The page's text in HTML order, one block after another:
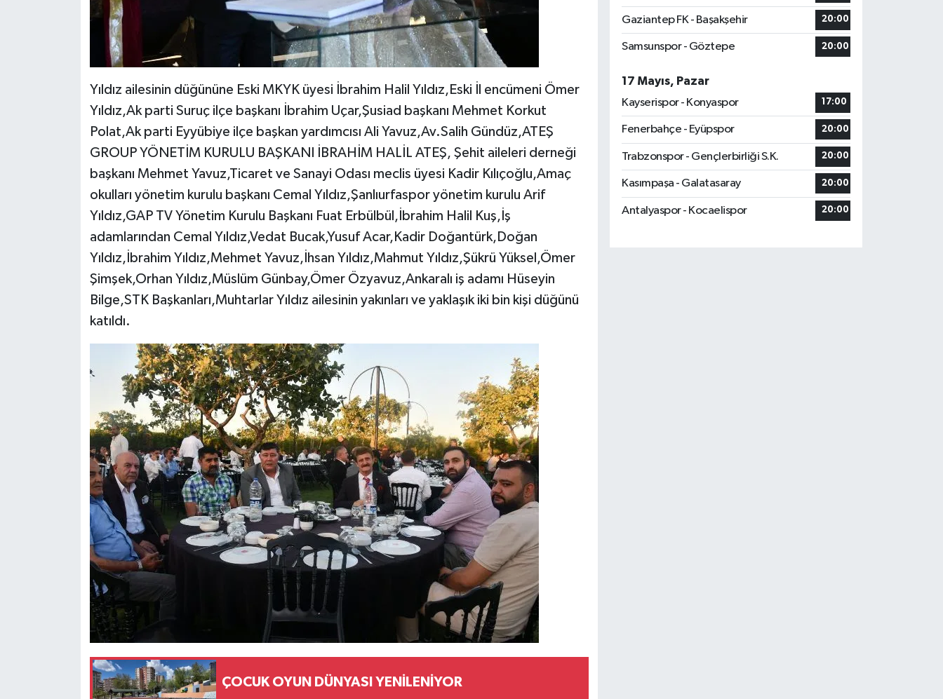
Yıldız ailesinin düğününe Eski MKYK üyesi İbrahim Halil Yıldız,Eski İl encümeni Ömer
Yıldız,Ak parti Suruç ilçe başkanı İbrahim Uçar,Şusiad başkanı Mehmet Korkut
Polat,Ak parti Eyyübiye ilçe başkan yardımcısı Ali Yavuz,Av.Salih Gündüz,ATEŞ
GROUP YÖNETİM KURULU BAŞKANI İBRAHİM HALİL ATEŞ, Şehit aileleri derneği
başkanı Mehmet Yavuz,Ticaret ve Sanayi Odası meclis üyesi Kadir Kılıçoğlu,Amaç
okulları yönetim kurulu başkanı Cemal Yıldız,Şanlıurfaspor yönetim kurulu Arif
Yıldız,GAP TV Yönetim Kurulu Başkanı Fuat Erbülbül,İbrahim Halil Kuş,İş
adamlarından Cemal Yıldız,Vedat Bucak,Yusuf Acar,Kadir Doğantürk,Doğan
Yıldız,İbrahim Yıldız,Mehmet Yavuz,İhsan Yıldız,Mahmut Yıldız,Şükrü Yüksel,Ömer
Şimşek,Orhan Yıldız,Müslüm Günbay,Ömer Özyavuz,Ankaralı iş adamı Hüseyin
Bilge,STK Başkanları,Muhtarlar Yıldız ailesinin yakınları ve yaklaşık iki bin kişi düğünü
katıldı.
ÇOCUK OYUN DÜNYASI YENİLENİYOR
Gaziantep FK - Başakşehir 20:00
Samsunspor - Göztepe 20:00
17 Mayıs, Pazar
Kayserispor - Konyaspor
17:00
Fenerbahçe - Eyüpspor 20:00
Trabzonspor - Gençlerbirliği S.K. 20:00
Kasımpaşa - Galatasaray 20:00
Antalyaspor - Kocaelispor 20:00